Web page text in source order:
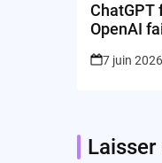
ChatGPT
OpenAI
7 juin 2026